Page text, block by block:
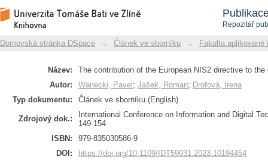
Repozitář
The contribution of the European
model
Repozitář DSpace/Manakin
Domovská stránka DSpace → Článek ve sborníku → Fakulta aplikované
Název:
The contribution of the European NIS2 directive to
Autor:
Wanecki, Pavel ; Jašek, Roman; Drofová, Irena
Typ dokumentu:
Článek ve sborníku (English)
Zdrojový dok.:
International Conference on Information and Digital
149-154
ISBN:
979-835030586-9
DOI:
https://doi.org/10.1109/IDT59031.2023.10194454